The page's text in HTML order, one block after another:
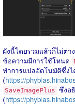
ผังนี้โดยรวมแล้วก็ไม่ต่า
ข้อความมีการใช้โหนด
ทำการแปลอัตโนมัติซึ่ง
(https://
SaveImagePlus ซึ่งอ
(https://